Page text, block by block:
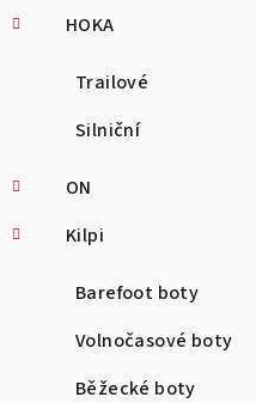
HOKA
Trailové
Silniční
ON
Kilpi
Barefoot boty
Volnočasové boty
Běžecké boty